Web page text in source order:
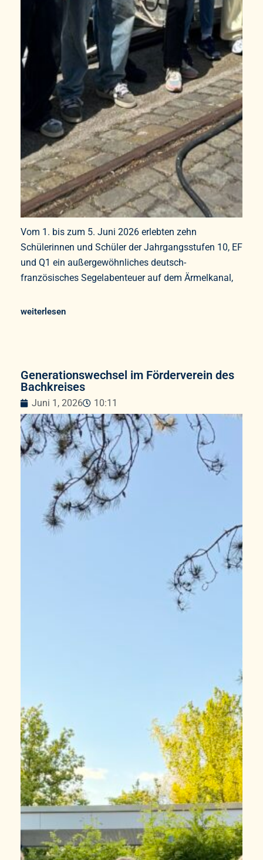
Vom 1. bis zum 5. Juni 2026 erlebten zehn
Schülerinnen und Schüler der Jahrgangsstufen 10, EF
und Q1 ein außergewöhnliches deutsch-
französisches Segelabenteuer auf dem Ärmelkanal,
weiterlesen
Generationswechsel im Förderverein des
Bachkreises
Juni 1, 2026 10:11